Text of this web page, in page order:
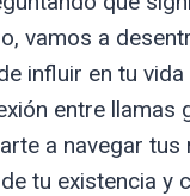
vamos a
influir en tu
entre llamas
a navegar
tu existencia y